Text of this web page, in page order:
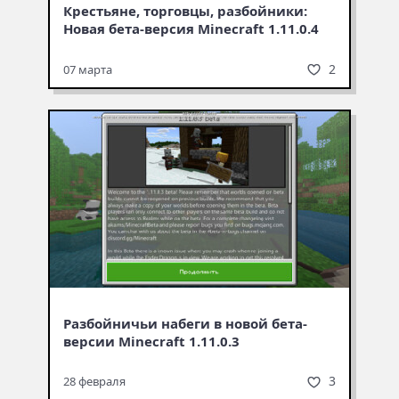
Крестьяне, торговцы, разбойники:
Новая бета-версия Minecraft 1.11.0.4
07 марта 2
Разбойничьи набеги в новой бета-
версии Minecraft 1.11.0.3
28 февраля 3